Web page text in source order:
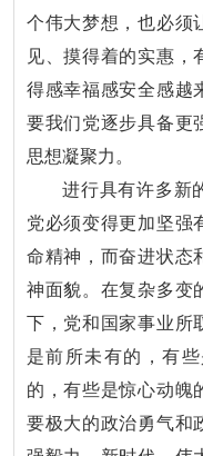
个伟大梦想，也必须
见、摸得着的实惠，
得感幸福感安全感越
要我们党逐步具备更
思想凝聚力。
进行具有许多新
党必须变得更加坚强
命精神，而奋进状态
神面貌。在复杂多变
下，党和国家事业所
是前所未有的，有
的，有些是惊心动魄
要极大的政治勇气和